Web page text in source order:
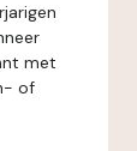
met
of